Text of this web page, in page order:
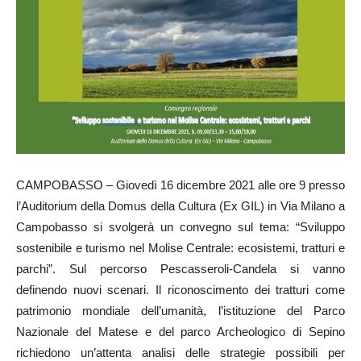
CAMPOBASSO – Giovedì 16 dicembre 2021 alle ore 9 presso
l’Auditorium della Domus della Cultura (Ex GIL) in Via Milano a
Campobasso si svolgerà un convegno sul tema: “Sviluppo
sostenibile e turismo nel Molise Centrale: ecosistemi, tratturi e
parchi”. Sul percorso Pescasseroli-Candela si vanno
definendo nuovi scenari. Il riconoscimento dei tratturi come
patrimonio mondiale dell’umanità, l’istituzione del Parco
Nazionale del Matese e del parco Archeologico di Sepino
richiedono un’attenta analisi delle strategie possibili per